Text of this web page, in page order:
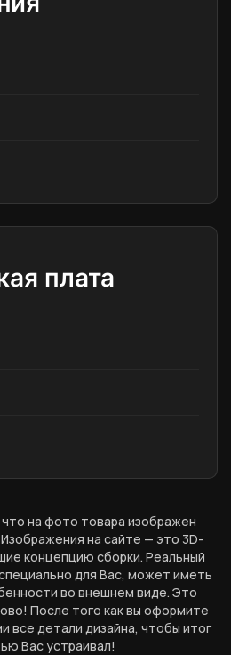
плата
на фото товара изображен
на сайте — это 3D-
концепцию сборки. Реальный
для Вас, может иметь
во внешнем виде. Это
После того как вы оформите
все детали дизайна, чтобы итог
Вас устраивал!